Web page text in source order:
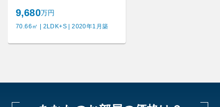
9,680万円
70.66㎡ | 2LDK+S | 2020年1月築